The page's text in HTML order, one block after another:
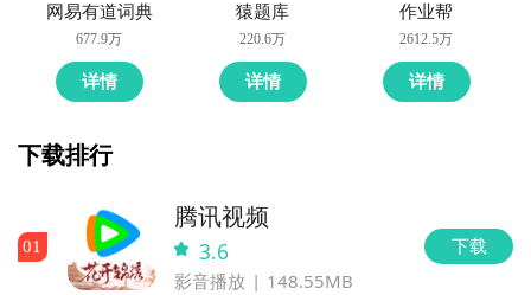
网易有道词典
677.9万
详情
猿题库
220.6万
详情
作业帮
2612.5万
详情
下载排行
01
腾讯视频
3.6
影音播放 148.55MB
下载